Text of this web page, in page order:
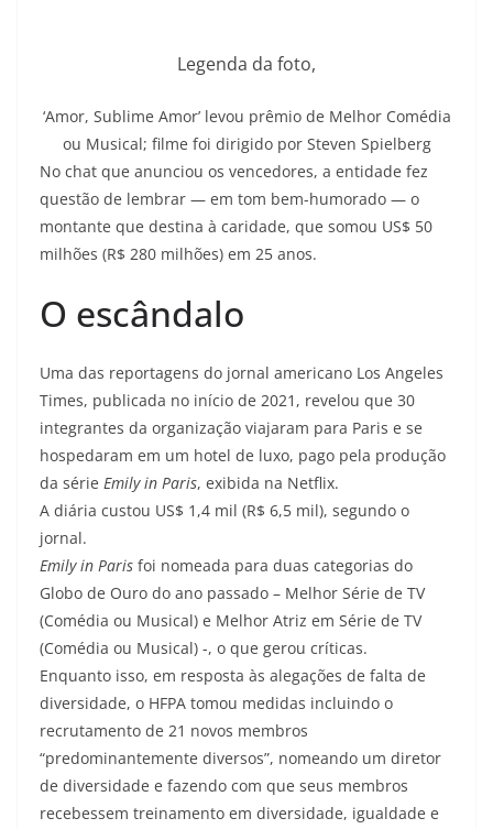
Legenda da foto,
‘Amor, Sublime Amor’ levou prêmio de Melhor Comédia
ou Musical; filme foi dirigido por Steven Spielberg
No chat que anunciou os vencedores, a entidade fez
questão de lembrar — em tom bem-humorado — o
montante que destina à caridade, que somou US$ 50
milhões (R$ 280 milhões) em 25 anos.
O escândalo
Uma das reportagens do jornal americano Los Angeles
Times, publicada no início de 2021, revelou que 30
integrantes da organização viajaram para Paris e se
hospedaram em um hotel de luxo, pago pela produção
da série Emily in Paris, exibida na Netflix.
A diária custou US$ 1,4 mil (R$ 6,5 mil), segundo o
jornal.
Emily in Paris foi nomeada para duas categorias do
Globo de Ouro do ano passado – Melhor Série de TV
(Comédia ou Musical) e Melhor Atriz em Série de TV
(Comédia ou Musical) -, o que gerou críticas.
Enquanto isso, em resposta às alegações de falta de
diversidade, o HFPA tomou medidas incluindo o
recrutamento de 21 novos membros
“predominantemente diversos”, nomeando um diretor
de diversidade e fazendo com que seus membros
recebessem treinamento em diversidade, igualdade e